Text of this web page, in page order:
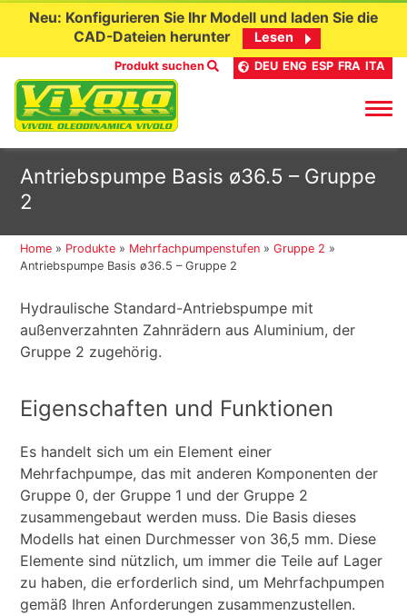
content
Neu: Konfigurieren Sie Ihr Modell und laden Sie die
CAD-Dateien herunter
Lesen
Produkt suchen DEU ENG ESP FRA ITA
Antriebspumpe Basis ø36.5 – Gruppe
2
Home » Produkte » Mehrfachpumpenstufen »Gruppe 2 »
Antriebspumpe Basis ø36.5 – Gruppe 2
Hydraulische Standard-Antriebspumpe mit
außenverzahnten Zahnrädern aus Aluminium, der
Gruppe 2 zugehörig.
Eigenschaften und Funktionen
Es handelt sich um ein Element einer
Mehrfachpumpe, das mit anderen Komponenten der
Gruppe 0, der Gruppe 1 und der Gruppe 2
zusammengebaut werden muss. Die Basis dieses
Modells hat einen Durchmesser von 36,5 mm. Diese
Elemente sind nützlich, um immer die Teile auf Lager
zu haben, die erforderlich sind, um Mehrfachpumpen
gemäß Ihren Anforderungen zusammenzustellen.